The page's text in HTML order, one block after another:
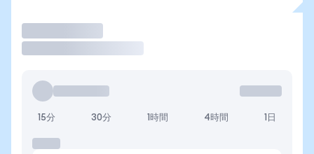
15分 30分 1時間 4時間 1日